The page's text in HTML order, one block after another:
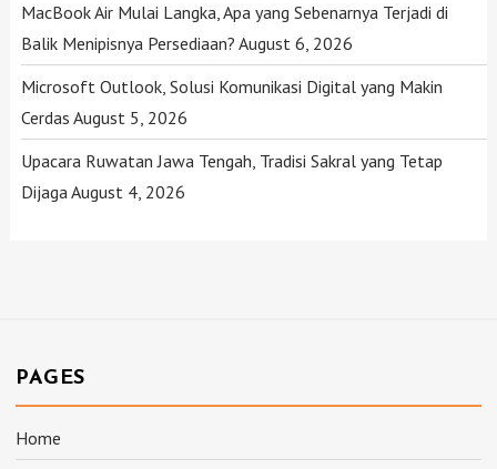
MacBook Air Mulai Langka, Apa yang Sebenarnya Terjadi di
Balik Menipisnya Persediaan? August 6, 2026
Microsoft Outlook, Solusi Komunikasi Digital yang Makin
Cerdas August 5, 2026
Upacara Ruwatan Jawa Tengah, Tradisi Sakral yang Tetap
DijagaAugust 4, 2026
PAGES
Home